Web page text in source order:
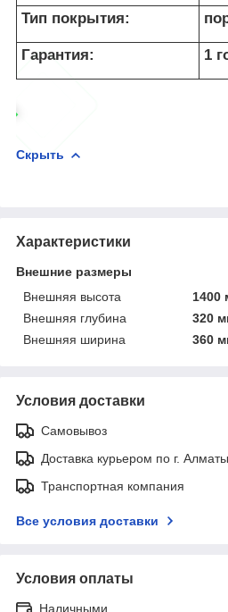
Тип покрытия:
Гарантия: 1
Скрыть
Характеристики
Внешние размеры
Внешняя высота
1400
Внешняя глубина
320
Внешняя ширина
360
Условия доставки
Самовывоз
Доставка курьером по г. Алматы
Транспортная компания
Все условия доставки
Условия оплаты
Наличными